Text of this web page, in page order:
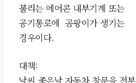
불리는 에어콘 내부기계 또는
공기통로에 곰팡이가 생기는
경우이다.
대책:
날씨 좋은날 자동차 창문을 전부